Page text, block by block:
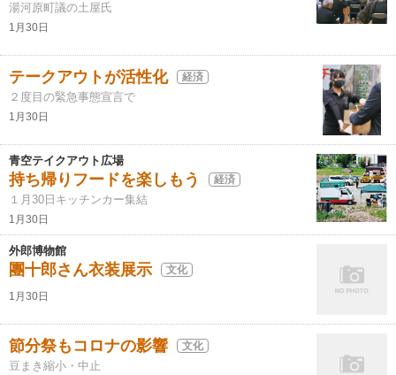
湯河原町議の土屋氏
1月30日
テークアウトが活性化 経済
２度目の緊急事態宣言で
1月30日
青空テイクアウト広場
持ち帰りフードを楽しもう 経済
１月30日キッチンカー集結
1月30日
外郎博物館
團十郎さん衣装展示 文化
1月30日
節分祭もコロナの影響 文化
豆まき縮小・中止